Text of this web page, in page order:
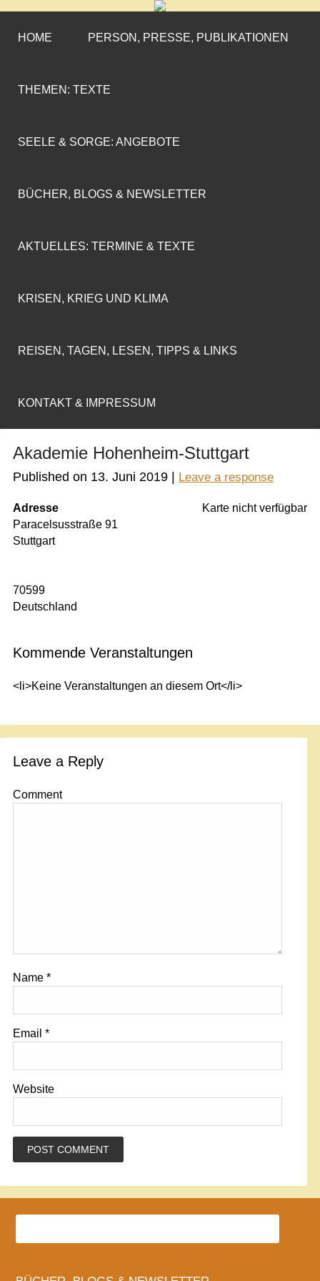
CORNELIA COENEN-
MARX
»ENGAGEMENT MIT PROFIL«
HOME PERSON, PRESSE, PUBLIKATIONEN
THEMEN: TEXTE
SEELE & SORGE: ANGEBOTE
BÜCHER, BLOGS & NEWSLETTER
AKTUELLES: TERMINE & TEXTE
KRISEN, KRIEG UND KLIMA
REISEN, TAGEN, LESEN, TIPPS & LINKS
KONTAKT & IMPRESSUM
Akademie Hohenheim-Stuttgart
Published on 13. Juni 2019| Leave a response
Karte nicht verfügbar
Adresse
Paracelsusstraße 91
Stuttgart
70599
Deutschland
Kommende Veranstaltungen
<li>Keine Veranstaltungen an diesem Ort</li>
Leave a Reply
Comment
Name *
Email *
Website